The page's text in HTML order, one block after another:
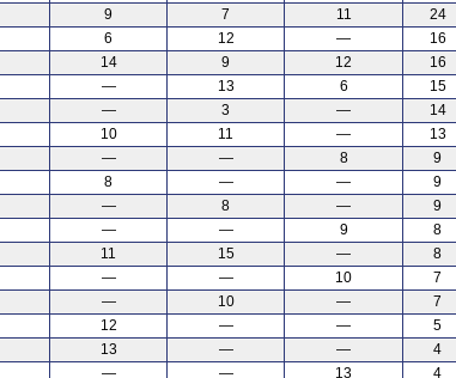
9 7 11
24
6 12 —
16
14 9 12
16
— 13 6
15
— 3 —
14
10 11 —
13
— — 8
9
8 — —
9
— 8 —
9
— — 9
8
11 15 —
8
— — 10
7
— 10 —
7
12 — —
5
13 — —
4
— — 13
4